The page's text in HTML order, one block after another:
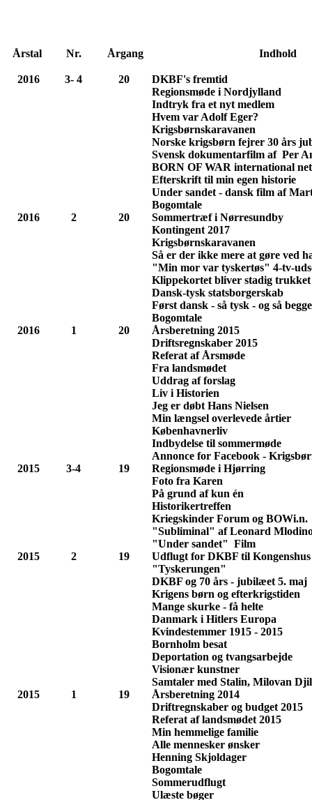
Årstal Nr. Årgang Indhold
2016 3- 4 20
DKBF's fremtid
Regionsmøde i Nordjylland
Indtryk fra et nyt medlem
Hvem var Adolf Eger?
Krigsbørnskaravanen
Norske krigsbørn fejrer 30 års
Svensk dokumentarfilm af Per
BORN OF WAR international
Efterskrift til min egen historie
Under sandet - dansk film af
Bogomtale
2016
2 20
Sommertræf i Nørresundby
Kontingent 2017
Krigsbørnskaravanen
Så er der ikke mere at gøre ved
"Min mor var tyskertøs" 4-tv-
Klippekortet bliver stadig trukket
Dansk-tysk statsborgerskab
Først dansk - så tysk - og så
Bogomtale
2016
1 20
Årsberetning 2015
Driftsregnskaber 2015
Referat af Årsmøde
Fra landsmødet
Uddrag af forslag
Liv i Historien
Jeg er døbt Hans Nielsen
Min længsel overlevede årtier
Københavnerliv
Indbydelse til sommermøde
Annonce for Facebook -
2015
3-4 19
Regionsmøde i Hjørring
Foto fra Karen
På grund af kun én
Historikertreffen
Kriegskinder Forum og BOWi.n.
"Subliminal" af Leonard
"Under sandet" Film
2015
2 19
Udflugt for DKBF til
"Tyskerungen"
DKBF og 70 års - jubilæet 5. maj
Krigens børn og efterkrigstiden
Mange skurke - få helte
Danmark i Hitlers Europa
Kvindestemmer 1915 - 2015
Bornholm besat
Deportation og tvangsarbejde
Visionær kunstner
Samtaler med Stalin, Milovan
2015
1 19
Årsberetning 2014
Driftregnskaber og budget 2015
Referat af landsmødet 2015
Min hemmelige familie
Alle mennesker ønsker
Henning Skjoldager
Bogomtale
Sommerudflugt
Ulæste bøger